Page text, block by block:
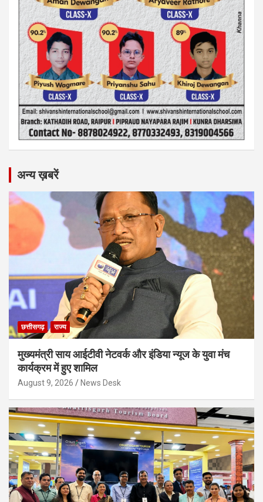
अन्य ख़बरें
छत्तीसगढ़ राज्य
मुख्यमंत्री साय आईटीवी नेटवर्क और इंडिया न्यूज के युवा मंच
कार्यक्रम में हुए शामिल
August 9, 2026 News Desk